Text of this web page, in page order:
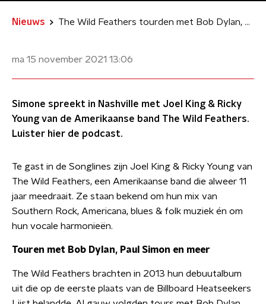
Nieuws The Wild Feathers tourden met Bob Dylan, Paul Simon en meer
ma 15 november 2021 13:06
Simone spreekt in Nashville met Joel King & Ricky
Young van de Amerikaanse band The Wild Feathers.
Luister hier de podcast.
Te gast in de Songlines zijn Joel King & Ricky Young van
The Wild Feathers, een Amerikaanse band die alweer 11
jaar meedraait. Ze staan bekend om hun mix van
Southern Rock, Americana, blues & folk muziek én om
hun vocale harmonieën.
Touren met Bob Dylan, Paul Simon en meer
The Wild Feathers brachten in 2013 hun debuutalbum
uit die op de eerste plaats van de Billboard Heatseekers